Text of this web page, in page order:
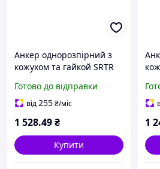
Анкер однорозпірний з
кожухом та гайкой SRTR
ТМ КРЕПТЕХ
Готово до відправки
від255₴/міс
1 528.49₴
Купити
ТМ
1